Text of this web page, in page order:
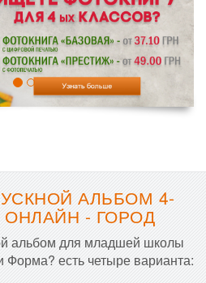
АЛЬБОМ 4-
- ГОРОД
альбом для младшей школы
есть четыре варианта: